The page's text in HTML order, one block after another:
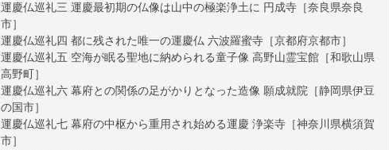
運慶仏巡礼三 運慶最初期の仏像は山中の極楽浄土に 円成寺［奈良県奈良
市］
運慶仏巡礼四 都に残された唯一の運慶仏 六波羅蜜寺［京都府京都市］
運慶仏巡礼五 空海が眠る聖地に納められる童子像 高野山霊宝館［和歌山県
高野町］
運慶仏巡礼六 幕府との関係の足がかりとなった造像 願成就院［静岡県伊豆
の国市］
運慶仏巡礼七 幕府の中枢から重用され始める運慶 浄楽寺［神奈川県横須賀
市］